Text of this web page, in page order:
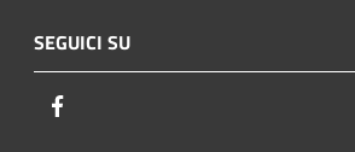
SEGUICI SU